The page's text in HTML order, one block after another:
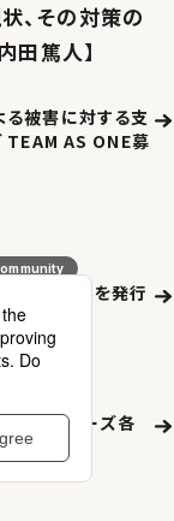
、その対策の
田篤人】
被害に対する支
TEAM AS ONE募
ポート2025を発行
ン！アウォーズ各